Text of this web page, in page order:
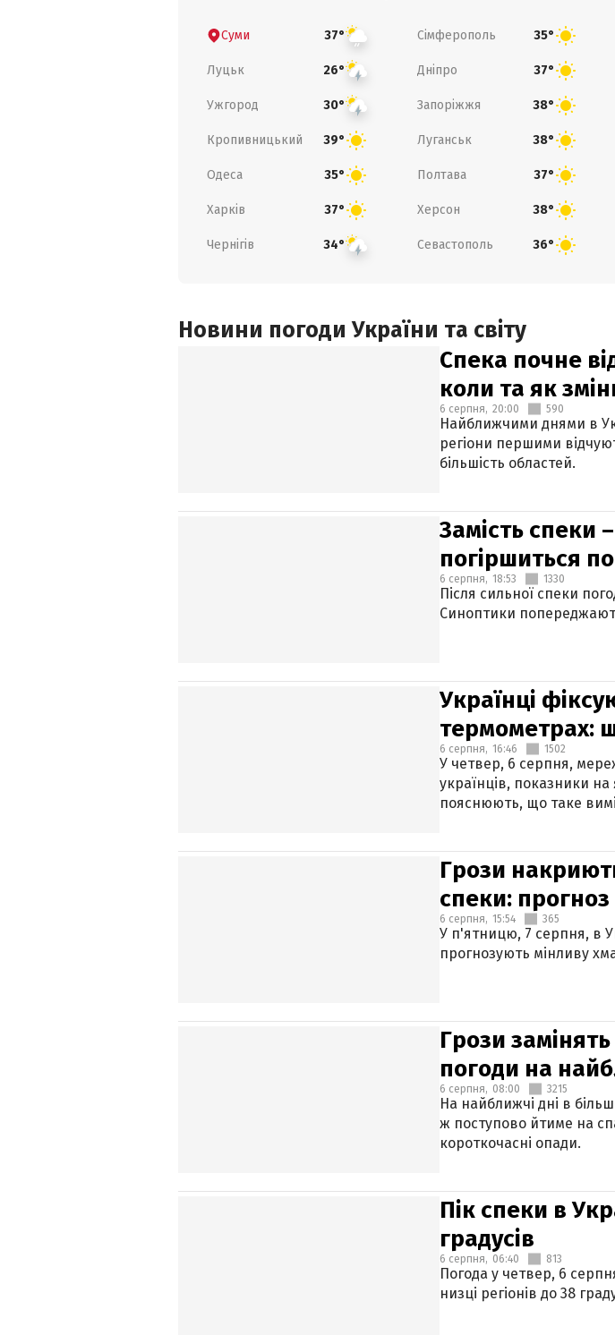
Суми 37° Сімферополь 35°
Луцьк 26° Дніпро 37°
Ужгород 30° Запоріжжя 38°
Кропивницький 39° Луганськ 38°
Одеса 35° Полтава 37°
Харків 37° Херсон 38°
Чернігів 34° Севастополь 36°
Новини погоди України та світу
Спека почне
коли та як
6 серпня, 20:00 590
Найближчими днями в
регіони першими
більшість областей.
Замість спеки
погіршиться
6 серпня, 18:53 1330
Після сильної спеки
Синоптики
Українці
термометрах:
6 серпня, 16:46 1502
У четвер, 6 серпня,
українців, показники
пояснюють, що таке
Грози
спеки:
6 серпня, 15:54 365
У п'ятницю, 7 серпня, в
прогнозують мінливу
Грози
погоди на
6 серпня, 08:00 3215
На найближчі дні в
ж поступово йтиме на
короткочасні опади.
Пік спеки в
градусів
6 серпня, 06:40 813
Погода у четвер, 6
низці регіонів до 38